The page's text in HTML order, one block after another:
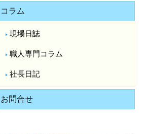
コラム
現場日誌
職人専門コラム
社長日記
お問合せ